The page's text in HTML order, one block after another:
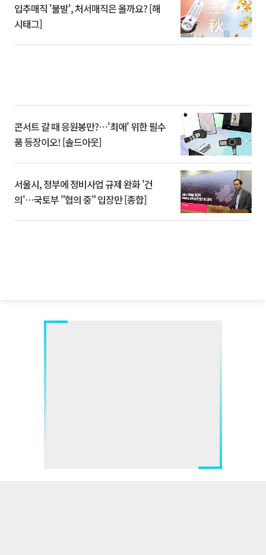
입추매직 '불발', 처서매직은 올까요? [해
시태그]
콘서트 갈 때 응원봉만?⋯'최애' 위한 필수
품 등장이오! [솔드아웃]
서울시, 정부에 정비사업 규제 완화 '건
의'⋯국토부 "협의 중" 입장만 [종합]